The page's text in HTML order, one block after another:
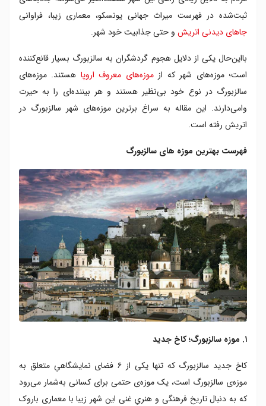
۷. محل تولد موتزارت
۸. خانه موتزارت
ثبت‌شده در فهرست میراث جهانی یونسکو، معماری زیبا، فراوانی
جاهای دیدنی اتریش و حتی جذابیت خود شهر.
بااین‌حال یکی از دلایل هجوم گردشگران به سالزبورگ بسیار قانع‌کننده
است؛ موزه‌های شهر که ازموزه‌های معروف اروپا هستند. موزه‌های
سالزبورگ در نوع خود بی‌نظیر هستند و هر بیننده‌ای را به حیرت
وامی‌دارند. این مقاله به سراغ برترین موزه‌های شهر سالزبورگ در
اتریش رفته است.
فهرست بهترین موزه های سالزبورگ
۱. موزه سالزبورگ؛ کاخ جدید
کاخ جدید سالزبورگ که تنها یکی از ۶ فضای نمایشگاهیِ متعلق به
موزه‌ی سالزبورگ است، یک موزه‌ی حتمی برای کسانی به‌شمار می‌رود
که به دنبال تاریخ فرهنگی و هنریِ غنی این شهر زیبا با معماری باروک